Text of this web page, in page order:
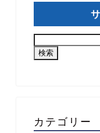
カテゴリー